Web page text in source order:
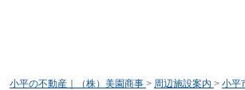
小平の不動産｜（株）美園商事 > 周辺施設案内 > 小平